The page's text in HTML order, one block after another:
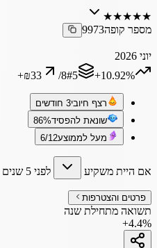
★
★
★
★
★
מספר קופה9973
יוני 2026
‎+10.92%
#5
/8
+₪33
רצף חיובי3 חודשים
שונאת להפסיד86%
מעל לממוצע6/12
אם היית משקיע לפני 5 שנים
פרטים והצטרפות
תשואה מתחילת שנה
+4.4%